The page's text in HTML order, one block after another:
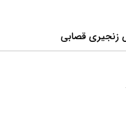
بیشترقصابی